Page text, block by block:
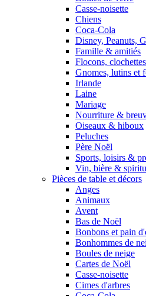
Casse-noisette
Chiens
Coca-Cola
Disney, Peanuts,
Famille & amitiés
Flocons,
Gnomes, lutins et
Irlande
Laine
Mariage
Nourriture &
Oiseaux & hiboux
Peluches
Père Noël
Sports, loisirs &
Vin, bière &
Pièces de table et décors
Anges
Animaux
Avent
Bas de Noël
Bonbons et pain
Bonhommes de
Boules de neige
Cartes de Noël
Casse-noisette
Cimes d'arbres